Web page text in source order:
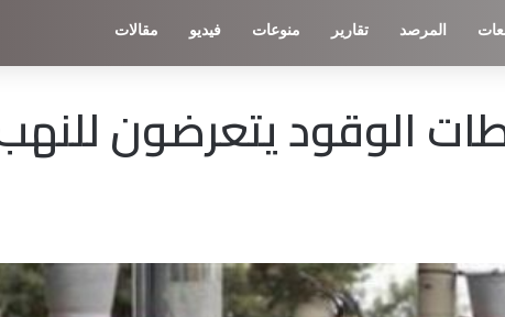
المرصد تقارير منوعات فيديو مقالات
الوقود يتعرضون